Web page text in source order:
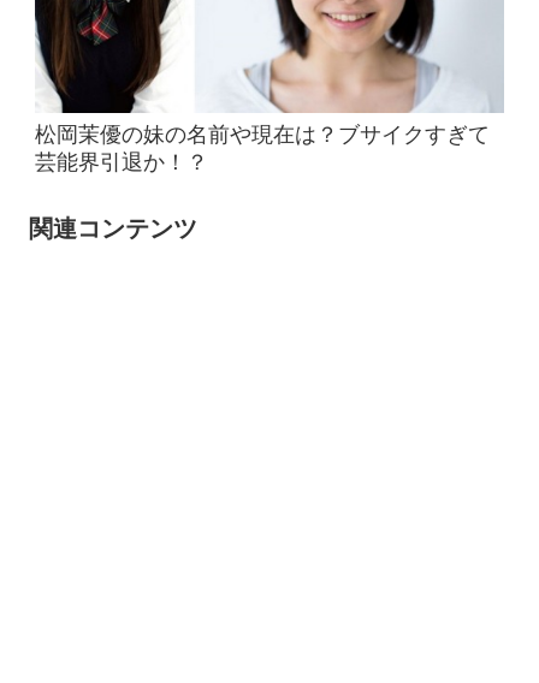
松岡茉優の妹の名前や現在は？ブサイクすぎて
芸能界引退か！？
関連コンテンツ